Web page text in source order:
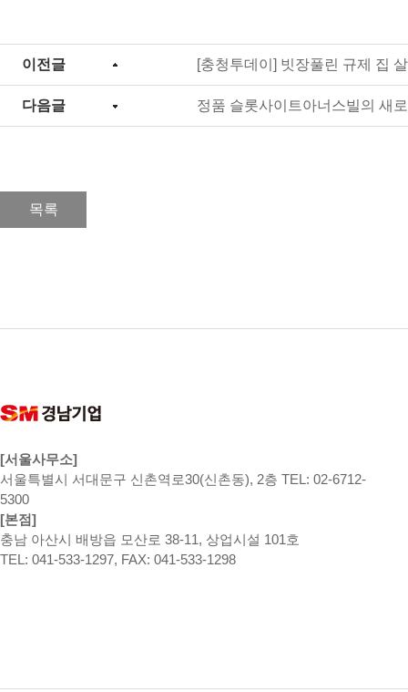
이전글 [충청투데이] 빗장풀린 규제 집
다음글 정품 슬롯사이트아너스빌의 새
목록
[서울사무소]
서울특별시 서대문구 신촌역로30(신촌동), 2층 TEL: 02-6712-
5300
[본점]
충남 아산시 배방읍 모산로 38-11, 상업시설 101호
TEL: 041-533-1297, FAX: 041-533-1298